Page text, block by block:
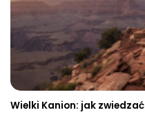
Wielki Kanion: jak zwiedzać